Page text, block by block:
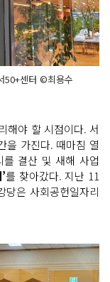
50+센터 ©최용수
해야 할 시점이다. 서
을 가진다. 때마침 열
를 결산 및 새해 사업
를 찾아갔다. 지난 11
당은 사회공헌일자리